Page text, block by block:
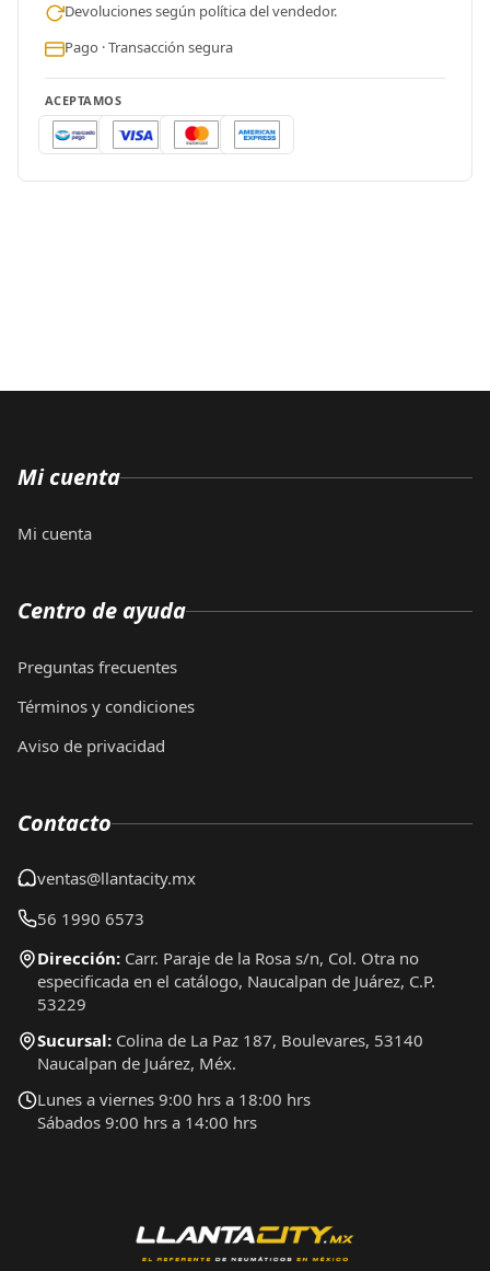
Devoluciones según política del vendedor.
Pago · Transacción segura
ACEPTAMOS
Mi cuenta
Mi cuenta
Centro de ayuda
Preguntas frecuentes
Términos y condiciones
Aviso de privacidad
Contacto
ventas@llantacity.mx
56 1990 6573
Dirección: Carr. Paraje de la Rosa s/n, Col. Otra no
especificada en el catálogo, Naucalpan de Juárez, C.P.
53229
Sucursal: Colina de La Paz 187, Boulevares, 53140
Naucalpan de Juárez, Méx.
Lunes a viernes 9:00 hrs a 18:00 hrs
Sábados 9:00 hrs a 14:00 hrs